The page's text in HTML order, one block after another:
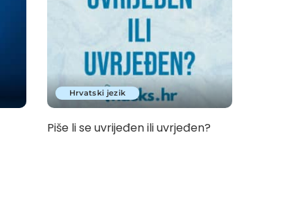
Hrvatski jezik
Piše li se uvrijeđen ili uvrjeđen?